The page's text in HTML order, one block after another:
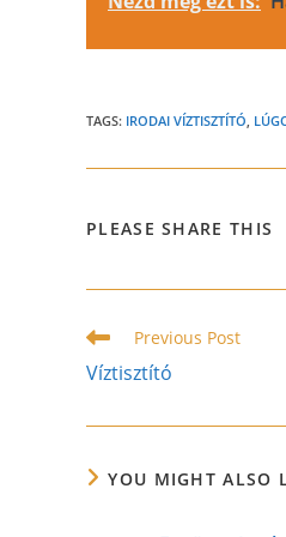
TAGS: IRODAI VÍZTISZTÍTÓ,
PLEASE SHARE THIS
Read
more
articles
Previous Post
Víztisztító
YOU MIGHT ALSO